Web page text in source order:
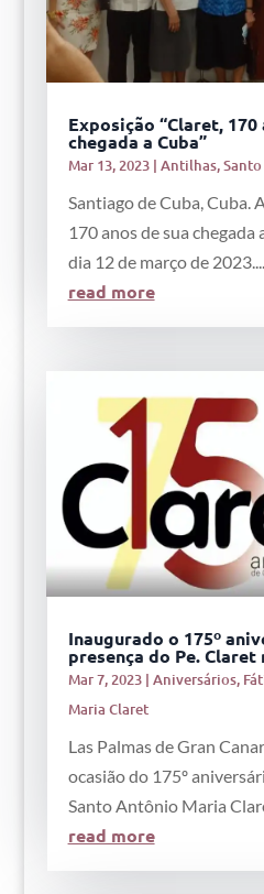
Exposição “Claret, 170
chegada a Cuba”
Mar 13, 2023| Antilhas,
Santiago de Cuba, Cuba.
170 anos de sua
dia 12 de março de 2023....
read more
Inaugurado o 175º
presença do Pe. Claret
Mar 7, 2023| Aniversários,
Maria Claret
Las Palmas de Gran
ocasião do 175º
Santo Antônio Maria
read more